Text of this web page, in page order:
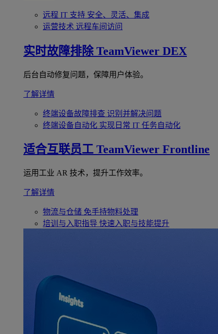
远程 IT 支持 安全、灵活、集成
运营技术 远程车间访问
实时故障排除 TeamViewer DEX
后台自动修复问题，保障用户体验。
了解详情
终端设备故障排查 识别并解决问题
终端设备自动化 实现日常 IT 任务自动化
适合互联员工 TeamViewer Frontline
运用工业 AR 技术，提升工作效率。
了解详情
物流与仓储 免手持物料处理
培训与入职指导 快速入职与技能提升